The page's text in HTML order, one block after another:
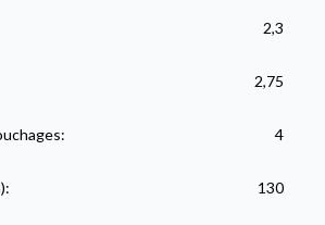
2,3
2,75
4
130